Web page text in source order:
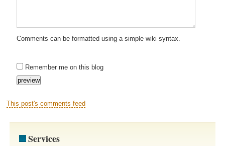
Comments can be formatted using a simple wiki syntax.
Remember me on this blog
This post's comments feed
Services